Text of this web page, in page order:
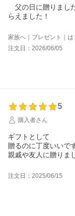
父の日に贈りまし
らえました！
家族へ｜プレゼント｜は
注文日：2026/06/05
5
購入者さん
ギフトとして
贈るのに丁度いいで
親戚や友人に贈りま
注文日：2025/06/15